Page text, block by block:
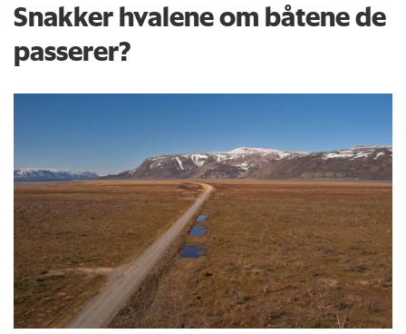
Snakker hvalene om båtene de
passerer?